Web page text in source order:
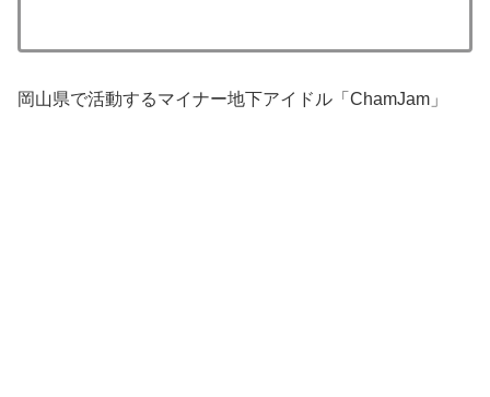
岡山県で活動するマイナー地下アイドル「ChamJam」